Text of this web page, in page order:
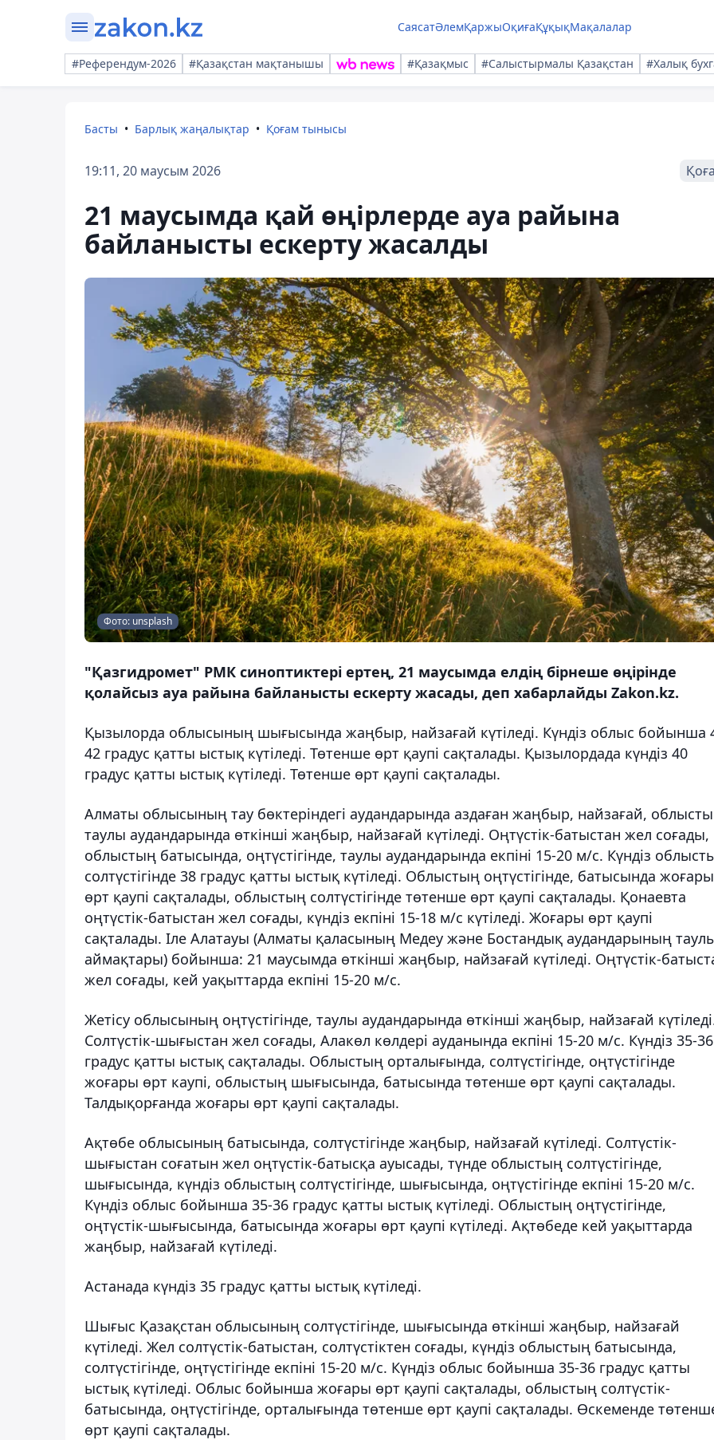
СаясатӘлемҚаржыОқиғаҚұқықМақалалар
#Референдум-2026 #Қазақстан мақтанышы #Қазақмыс #Салыстырмалы Қазақстан #Халық
Басты Барлық жаңалықтар Қоғам тынысы
19:11, 20 маусым 2026
21 маусымда қай өңірлерде ауа райына
байланысты ескерту жасалды
Фото: unsplash
"Қазгидромет" РМК синоптиктері ертең, 21 маусымда елдің бірнеше өңірінде
қолайсыз ауа райына байланысты ескерту жасады, деп хабарлайды Zakon.kz.
Қызылорда облысының шығысында жаңбыр, найзағай күтіледі. Күндіз облыс бойынша
42 градус қатты ыстық күтіледі. Төтенше өрт қаупі сақталады. Қызылордада күндіз 40
градус қатты ыстық күтіледі. Төтенше өрт қаупі сақталады.
Алматы облысының тау бөктеріндегі аудандарында аздаған жаңбыр, найзағай,
таулы аудандарында өткінші жаңбыр, найзағай күтіледі. Оңтүстік-батыстан жел соғады,
облыстың батысында, оңтүстігінде, таулы аудандарында екпіні 15-20 м/с. Күндіз
солтүстігінде 38 градус қатты ыстық күтіледі. Облыстың оңтүстігінде, батысында жоғары
өрт қаупі сақталады, облыстың солтүстігінде төтенше өрт қаупі сақталады. Қонаевта
оңтүстік-батыстан жел соғады, күндіз екпіні 15-18 м/с күтіледі. Жоғары өрт қаупі
сақталады. Іле Алатауы (Алматы қаласының Медеу және Бостандық аудандарының
аймақтары) бойынша: 21 маусымда өткінші жаңбыр, найзағай күтіледі. Оңтүстік-
жел соғады, кей уақыттарда екпіні 15-20 м/с.
Жетісу облысының оңтүстігінде, таулы аудандарында өткінші жаңбыр, найзағай
Солтүстік-шығыстан жел соғады, Алакөл көлдері ауданында екпіні 15-20 м/с. Күндіз 35-36
градус қатты ыстық сақталады. Облыстың орталығында, солтүстігінде, оңтүстігінде
жоғары өрт каупі, облыстың шығысында, батысында төтенше өрт қаупі сақталады.
Талдықорғанда жоғары өрт қаупі сақталады.
Ақтөбе облысының батысында, солтүстігінде жаңбыр, найзағай күтіледі. Солтүстік-
шығыстан соғатын жел оңтүстік-батысқа ауысады, түнде облыстың солтүстігінде,
шығысында, күндіз облыстың солтүстігінде, шығысында, оңтүстігінде екпіні 15-20 м/с.
Күндіз облыс бойынша 35-36 градус қатты ыстық күтіледі. Облыстың оңтүстігінде,
оңтүстік-шығысында, батысында жоғары өрт қаупі күтіледі. Ақтөбеде кей уақыттарда
жаңбыр, найзағай күтіледі.
Астанада күндіз 35 градус қатты ыстық күтіледі.
Шығыс Қазақстан облысының солтүстігінде, шығысында өткінші жаңбыр, найзағай
күтіледі. Жел солтүстік-батыстан, солтүстіктен соғады, күндіз облыстың батысында,
солтүстігінде, оңтүстігінде екпіні 15-20 м/с. Күндіз облыс бойынша 35-36 градус қатты
ыстық күтіледі. Облыс бойынша жоғары өрт қаупі сақталады, облыстың солтүстік-
батысында, оңтүстігінде, орталығында төтенше өрт қаупі сақталады. Өскеменде
өрт қаупі сақталады.